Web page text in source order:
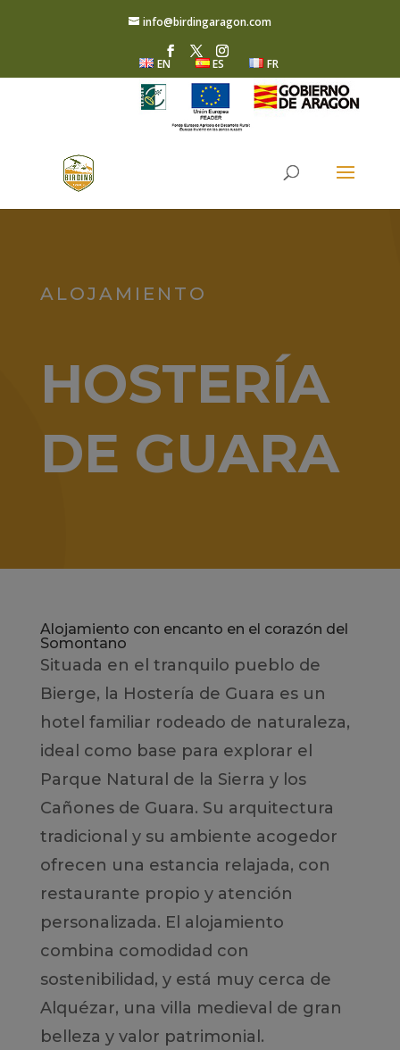
info@birdingaragon.com
EN ES FR
ALOJAMIENTO
HOSTERÍA
DE GUARA
Alojamiento con encanto en el corazón del
Somontano
Situada en el tranquilo pueblo de
Bierge, la Hostería de Guara es un
hotel familiar rodeado de naturaleza,
ideal como base para explorar el
Parque Natural de la Sierra y los
Cañones de Guara. Su arquitectura
tradicional y su ambiente acogedor
ofrecen una estancia relajada, con
restaurante propio y atención
personalizada. El alojamiento
combina comodidad con
sostenibilidad, y está muy cerca de
Alquézar, una villa medieval de gran
belleza y valor patrimonial.